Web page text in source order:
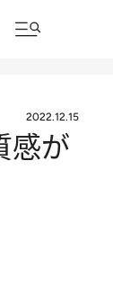
2022.12.15
感が